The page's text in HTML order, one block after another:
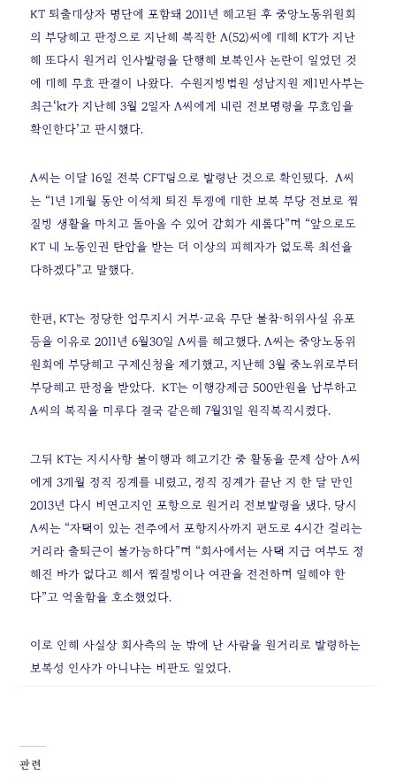
KT 퇴출대상자 명단에 포함돼 2011년 해고된 후 중앙노동위원회
의 부당해고 판정으로 지난해 복직한 A(52)씨에 대해 KT가 지난
해 또다시 원거리 인사발령을 단행해 보복인사 논란이 일었던 것
에 대해 무효 판결이 나왔다.수원지방법원 성남지원 제1민사부는
최근‘kt가 지난해 3월 2일자 A씨에게 내린 전보명령을 무효임을
확인한다’고 판시했다.
A씨는 이달 16일 전북 CFT팀으로 발령난 것으로 확인됐다.A씨
는 “1년 1개월 동안 이석채 퇴진 투쟁에 대한 보복 부당 전보로 찜
질방 생활을 마치고 돌아올 수 있어 감회가 새롭다”며 “앞으로도
KT 내 노동인권 탄압을 받는 더 이상의 피해자가 없도록 최선을
다하겠다”고 말했다.
한편, KT는 정당한 업무지시 거부·교육 무단 불참·허위사실 유포
등을 이유로 2011년 6월30일 A씨를 해고했다. A씨는 중앙노동위
원회에 부당해고 구제신청을 제기했고, 지난해 3월 중노위로부터
부당해고 판정을 받았다.KT는 이행강제금 500만원을 납부하고
A씨의 복직을 미루다 결국 같은해 7월31일 원직복직시켰다.
그뒤 KT는 지시사항 불이행과 해고기간 중 활동을 문제 삼아 A씨
에게 3개월 정직 징계를 내렸고, 정직 징계가 끝난 지 한 달 만인
2013년 다시 비연고지인 포항으로 원거리 전보발령을 냈다. 당시
A씨는 “자택이 있는 전주에서 포항지사까지 편도로 4시간 걸리는
거리라 출퇴근이 불가능하다”며 “회사에서는 사택 지급 여부도 정
해진 바가 없다고 해서 찜질방이나 여관을 전전하며 일해야 한
다”고 억울함을 호소했었다.
이로 인해 사실상 회사측의 눈 밖에 난 사람을 원거리로 발령하는
보복성 인사가 아니냐는 비판도 일었다.
관련